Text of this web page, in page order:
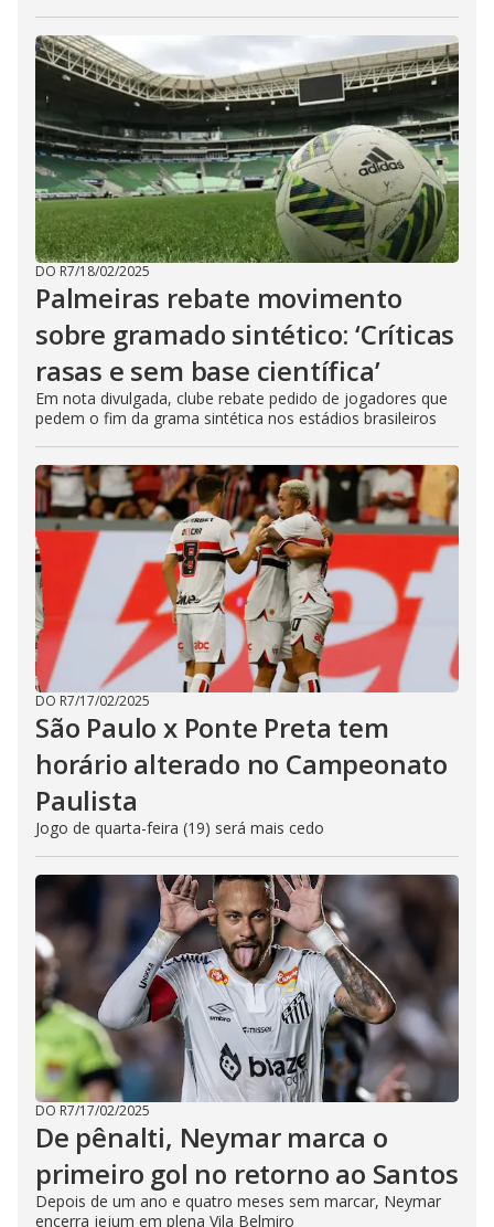
DO R7/18/02/2025
Palmeiras rebate movimento
sobre gramado sintético: ‘Críticas
rasas e sem base científica’
Em nota divulgada, clube rebate pedido de jogadores que
pedem o fim da grama sintética nos estádios brasileiros
DO R7/17/02/2025
São Paulo x Ponte Preta tem
horário alterado no Campeonato
Paulista
Jogo de quarta-feira (19) será mais cedo
DO R7/17/02/2025
De pênalti, Neymar marca o
primeiro gol no retorno ao Santos
Depois de um ano e quatro meses sem marcar, Neymar
encerra jejum em plena Vila Belmiro